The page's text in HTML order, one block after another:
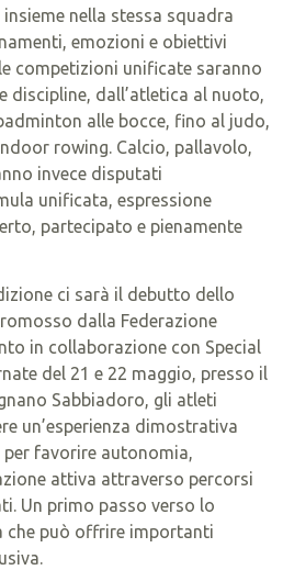
nella stessa squadra
emozioni e obiettivi
competizioni unificate saranno
discipline, dall’atletica al nuoto,
alle bocce, fino al judo,
rowing. Calcio, pallavolo,
invece disputati
unificata, espressione
partecipato e pienamente
ci sarà il debutto dello
dalla Federazione
in collaborazione con Special
del 21 e 22 maggio, presso il
Sabbiadoro, gli atleti
un’esperienza dimostrativa
favorire autonomia,
attiva attraverso percorsi
Un primo passo verso lo
che può offrire importanti